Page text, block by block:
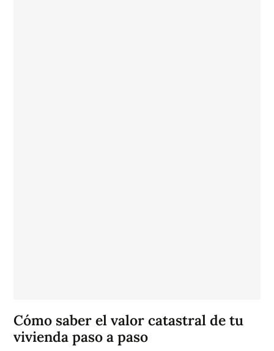
Cómo saber el valor catastral de tu
vivienda paso a paso